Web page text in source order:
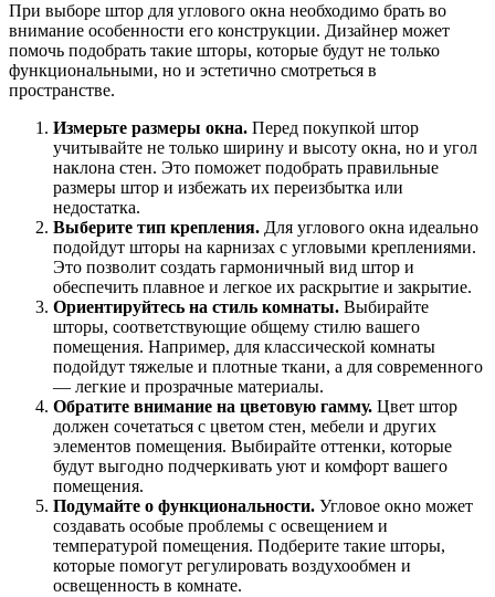
При выборе штор для углового окна необходимо брать во
внимание особенности его конструкции. Дизайнер может
помочь подобрать такие шторы, которые будут не только
функциональными, но и эстетично смотреться в
пространстве.
Измерьте размеры окна. Перед покупкой штор
учитывайте не только ширину и высоту окна, но и угол
наклона стен. Это поможет подобрать правильные
размеры штор и избежать их переизбытка или
недостатка.
Выберите тип крепления. Для углового окна идеально
подойдут шторы на карнизах с угловыми креплениями.
Это позволит создать гармоничный вид штор и
обеспечить плавное и легкое их раскрытие и закрытие.
Ориентируйтесь на стиль комнаты. Выбирайте
шторы, соответствующие общему стилю вашего
помещения. Например, для классической комнаты
подойдут тяжелые и плотные ткани, а для современного
— легкие и прозрачные материалы.
Обратите внимание на цветовую гамму. Цвет штор
должен сочетаться с цветом стен, мебели и других
элементов помещения. Выбирайте оттенки, которые
будут выгодно подчеркивать уют и комфорт вашего
помещения.
Подумайте о функциональности. Угловое окно может
создавать особые проблемы с освещением и
температурой помещения. Подберите такие шторы,
которые помогут регулировать воздухообмен и
освещенность в комнате.